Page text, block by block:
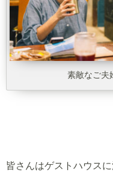
素敵なご夫
皆さんはゲストハウス